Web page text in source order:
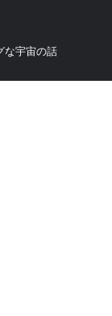
な宇宙の話